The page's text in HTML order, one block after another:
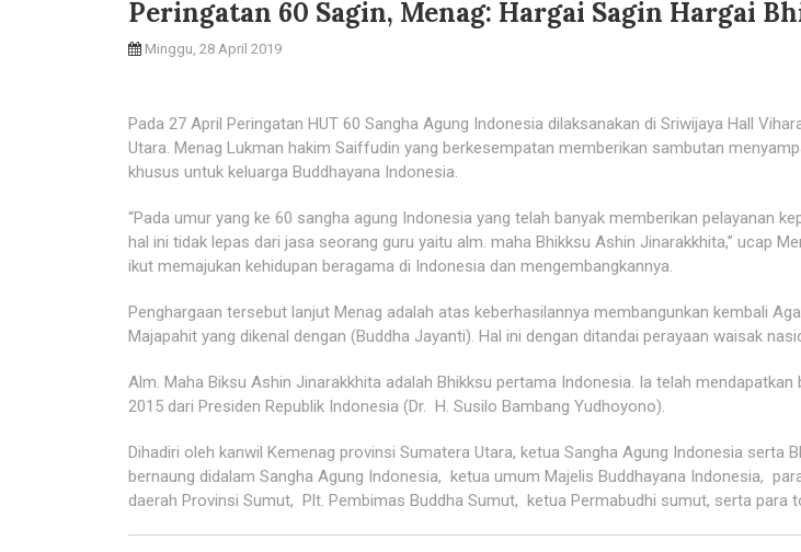
Peringatan 60 Sagin, Menag: Hargai Sagin Hargai
Minggu, 28 April 2019
Pada 27 April Peringatan HUT 60 Sangha Agung Indonesia dilaksanakan di Sriwijaya Hall
Utara. Menag Lukman hakim Saiffudin yang berkesempatan memberikan sambutan
khusus untuk keluarga Buddhayana Indonesia.
“Pada umur yang ke 60 sangha agung Indonesia yang telah banyak memberikan pelayanan
hal ini tidak lepas dari jasa seorang guru yaitu alm. maha Bhikksu Ashin Jinarakkhita,” ucap
ikut memajukan kehidupan beragama di Indonesia dan mengembangkannya.
Penghargaan tersebut lanjut Menag adalah atas keberhasilannya membangunkan kembali
Majapahit yang dikenal dengan (Buddha Jayanti). Hal ini dengan ditandai perayaan waisak
Alm. Maha Biksu Ashin Jinarakkhita adalah Bhikksu pertama Indonesia. Ia telah
2015 dari Presiden Republik Indonesia (Dr. H. Susilo Bambang Yudhoyono).
Dihadiri oleh kanwil Kemenag provinsi Sumatera Utara, ketua Sangha Agung Indonesia serta
bernaung didalam Sangha Agung Indonesia, ketua umum Majelis Buddhayana Indonesia,
daerah Provinsi Sumut, Plt. Pembimas Buddha Sumut, ketua Permabudhi sumut, serta para